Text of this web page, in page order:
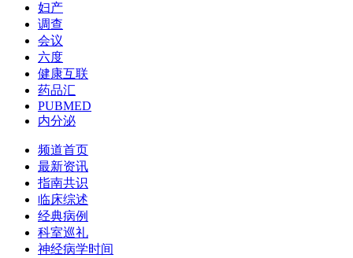
妇产
调查
会议
六度
健康互联
药品汇
PUBMED
内分泌
频道首页
最新资讯
指南共识
临床综述
经典病例
科室巡礼
神经病学时间